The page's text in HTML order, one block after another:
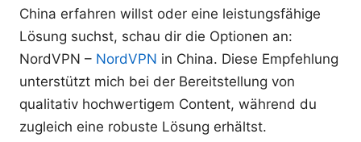
China erfahren willst oder eine leistungsfähige
Lösung suchst, schau dir die Optionen an:
NordVPN – NordVPN in China. Diese Empfehlung
unterstützt mich bei der Bereitstellung von
qualitativ hochwertigem Content, während du
zugleich eine robuste Lösung erhältst.